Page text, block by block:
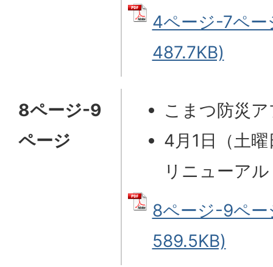
4ページ-7ペー
487.7KB)
8ページ-9
ページ
こまつ防災
4月1日（土
リニューア
8ページ-9ペー
589.5KB)